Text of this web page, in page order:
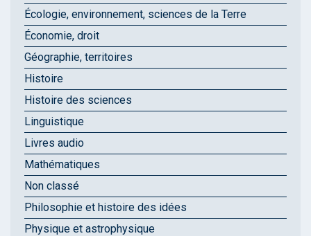
Écologie, environnement, sciences de la Terre
Économie, droit
Géographie, territoires
Histoire
Histoire des sciences
Linguistique
Livres audio
Mathématiques
Non classé
Philosophie et histoire des idées
Physique et astrophysique